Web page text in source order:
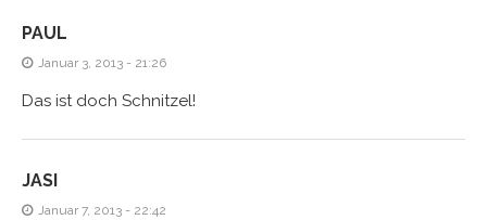
PAUL
Januar 3, 2013 - 21:26
Das ist doch Schnitzel!
JASI
Januar 7, 2013 - 22:42